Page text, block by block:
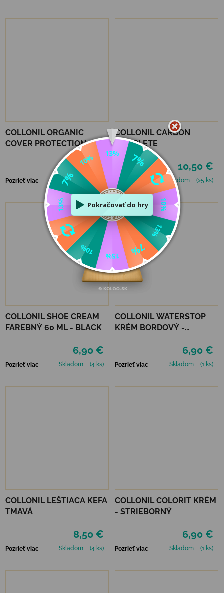
COLLONIL ORGANIC
COVER PROTECTION
12,50 €
Pozrieť viac Skladom (>5 ks)
COLLONIL CARBON
COMPLETE
10,50 €
Pozrieť viac Skladom (>5 ks)
COLLONIL SHOE CREAM
FAREBNÝ 60 ML - BLACK
6,90 €
Pozrieť viac Skladom (4 ks)
COLLONIL WATERSTOP
KRÉM BORDOVÝ -
6,90 €
Pozrieť viac Skladom (1 ks)
COLLONIL LEŠTIACA KEFA
TMAVÁ
8,50 €
Pozrieť viac Skladom (4 ks)
COLLONIL COLORIT KRÉM
- STRIEBORNÝ
6,90 €
Pozrieť viac Skladom (1 ks)